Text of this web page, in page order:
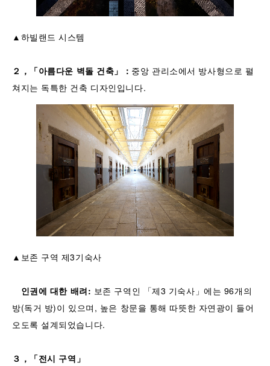
▲하빌랜드 시스템
２，「아름다운 벽돌 건축 」 ： 중앙 관리소에서 방사형으로 펼
쳐지는 독특한 건축 디자인입니다.
▲보존 구역 제3기숙사
인권에 대한 배려: 보존 구역인 「제3 기숙사」에는 96개의
방(독거 방)이 있으며, 높은 창문을 통해 따뜻한 자연광이 들어
오도록 설계되었습니다.
３，「전시 구역 」